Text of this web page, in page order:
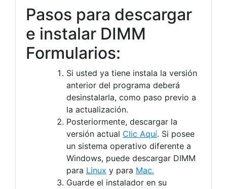
Pasos para descargar
e instalar DIMM
Formularios:
Si usted ya tiene instala la versión
anterior del programa deberá
desinstalarla, como paso previo a
la actualización.
Posteriormente, descargar la
versión actual Clic Aquí. Si posee
un sistema operativo diferente a
Windows, puede descargar DIMM
para Linux y para Mac.
Guarde el instalador en su